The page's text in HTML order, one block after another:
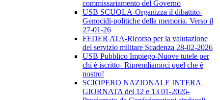
commissariamento del Governo
USB SCUOLA-Organizza il dibattito-
Genocidi-politiche della memoria. Verso il
27-01-26
FEDER ATA-Ricorso per la valutazione
del servizio militare Scadenza 28-02-2026
USB Pubblico Impiego-Nuove tutele per
chi è iscritto- Riprendiamoci quel che è
nostro!
SCIOPERO NAZIONALE INTERA
GIORNATA del 12 e 13 01-2026-